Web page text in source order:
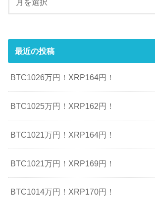
最近の投稿
BTC1026万円！XRP164円！
BTC1025万円！XRP162円！
BTC1021万円！XRP164円！
BTC1021万円！XRP169円！
BTC1014万円！XRP170円！